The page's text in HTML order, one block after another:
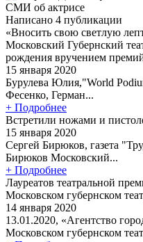
СМИ об актрисе
Написано 4 публикации
«Вносить свою светлую
Московский Губернский
рождения вручением
15 января 2020
Бурулева Юлия,"World
Фесенко, Герман...
+ Подробнее
Встретили ножами и
15 января 2020
Сергей Бирюков, газета
Бирюков Московский...
+ Подробнее
Лауреатов театральной
Московском губернском
14 января 2020
13.01.2020, «Агентство
Московском губернском